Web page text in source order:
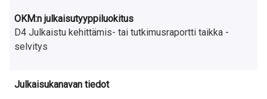
OKM:n julkaisutyyppiluokitus
D4 Julkaistu kehittämis- tai tutkimusraportti taikka -
selvitys
Julkaisukanavan tiedot